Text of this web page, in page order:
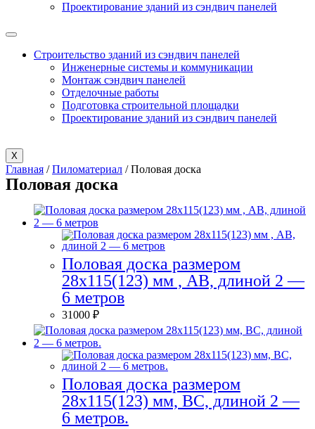
Проектирование зданий из сэндвич панелей
Строительство зданий из сэндвич панелей
Инженерные системы и коммуникации
Монтаж сэндвич панелей
Отделочные работы
Подготовка строительной площадки
Проектирование зданий из сэндвич панелей
X
Главная /Пиломатериал / Половая доска
Половая доска
Половая доска размером
28х115(123) мм , AB, длиной 2 —
6 метров
31000 ₽
Половая доска размером
28х115(123) мм, BC, длиной 2 —
6 метров.